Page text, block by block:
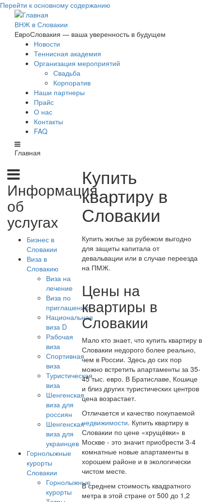
Перейти к основному содержанию
ВНЖ в Словакии
ЕвроСловакия — ваша уверенность в будущем
Новости
Теннисная академия
Организация мероприятий
Свадьба
Корпоратив
Наши партнеры
Прайс
О нас
Контакты
FAQ
Главная
Информация
об
услугах
Бизнес в
Словакии
Виза в
Словакию
Виза на
лечение
Виза по
приглашению
Национальная
виза D
Рабочая
виза
Спортивная
виза
Туристическая
виза
Шенгенская
виза для
россиян
Шенгенская
виза для
украинцев
Горнолыжные
курорты
Словакии
Горнолыжные
курорты
Купить
квартиру в
Словакии
Купить жилье за рубежом выгодно
для защиты капитала от
девальвации или в случае переезда
на ПМЖ.
Цены на
квартиры в
Словакии
Мало кто знает, что купить квартиру в
Словакии недорого более реально,
чем в России. Здесь до сих пор
можно встретить апартаменты за 35-
45 тыс. евро. В Братиславе, Кошице
и близ других туристических центров
цена возрастает.
Отличается и качество покупаемой
недвижимости. Купить квартиру в
Словакии по цене «хрущёвки» в
Москве - это значит приобрести 3-4
комнатные новые апартаменты в
хорошем районе и в экологически
чистом месте.
В среднем стоимость квадратного
метра в этой стране от 500 до 1,2